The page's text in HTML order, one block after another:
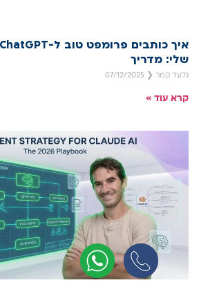
שלי: מדריך
גלעד קמר
קרא עוד »